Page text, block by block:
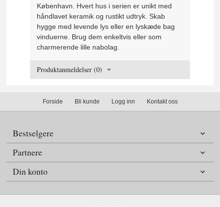
København. Hvert hus i serien er unikt med
håndlavet keramik og rustikt udtryk. Skab
hygge med levende lys eller en lyskæde bag
vinduerne. Brug dem enkeltvis eller som
charmerende lille nabolag.
Produktanmeldelser (0)
Forside Bli kunde Logg inn Kontakt oss
Bestselgere
Partnere
Din konto